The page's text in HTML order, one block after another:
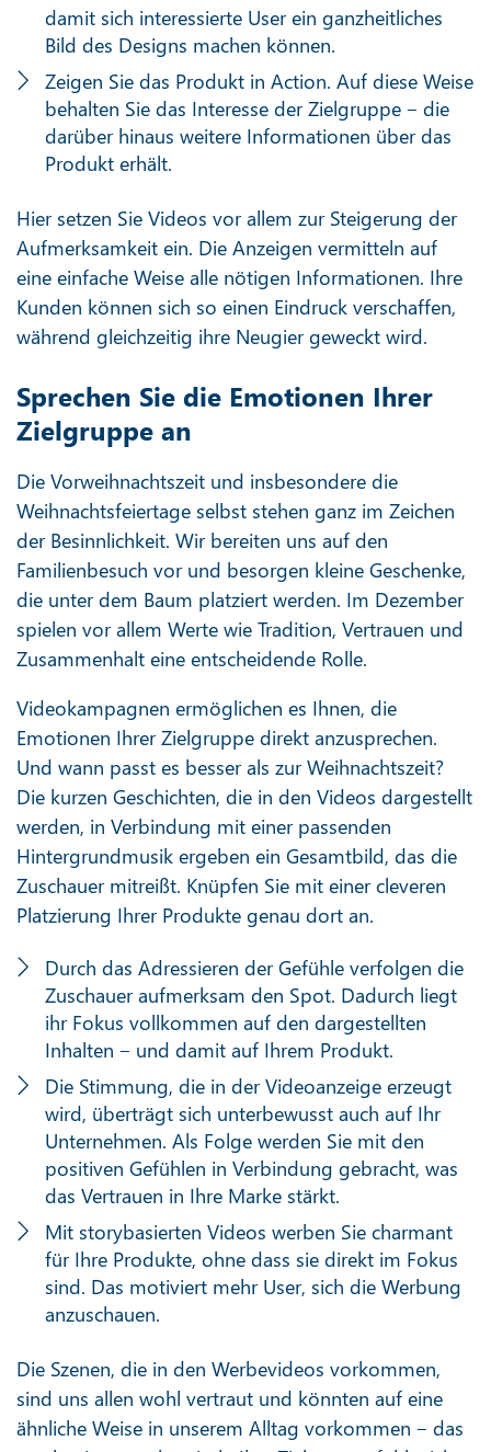
damit sich interessierte User ein ganzheitliches
Bild des Designs machen können.
Zeigen Sie das Produkt in Action. Auf diese Weise
behalten Sie das Interesse der Zielgruppe ‒ die
darüber hinaus weitere Informationen über das
Produkt erhält.
Hier setzen Sie Videos vor allem zur Steigerung der
Aufmerksamkeit ein. Die Anzeigen vermitteln auf
eine einfache Weise alle nötigen Informationen. Ihre
Kunden können sich so einen Eindruck verschaffen,
während gleichzeitig ihre Neugier geweckt wird.
Sprechen Sie die Emotionen Ihrer
Zielgruppe an
Die Vorweihnachtszeit und insbesondere die
Weihnachtsfeiertage selbst stehen ganz im Zeichen
der Besinnlichkeit. Wir bereiten uns auf den
Familienbesuch vor und besorgen kleine Geschenke,
die unter dem Baum platziert werden. Im Dezember
spielen vor allem Werte wie Tradition, Vertrauen und
Zusammenhalt eine entscheidende Rolle.
Videokampagnen ermöglichen es Ihnen, die
Emotionen Ihrer Zielgruppe direkt anzusprechen.
Und wann passt es besser als zur Weihnachtszeit?
Die kurzen Geschichten, die in den Videos dargestellt
werden, in Verbindung mit einer passenden
Hintergrundmusik ergeben ein Gesamtbild, das die
Zuschauer mitreißt. Knüpfen Sie mit einer cleveren
Platzierung Ihrer Produkte genau dort an.
Durch das Adressieren der Gefühle verfolgen die
Zuschauer aufmerksam den Spot. Dadurch liegt
ihr Fokus vollkommen auf den dargestellten
Inhalten ‒ und damit auf Ihrem Produkt.
Die Stimmung, die in der Videoanzeige erzeugt
wird, überträgt sich unterbewusst auch auf Ihr
Unternehmen. Als Folge werden Sie mit den
positiven Gefühlen in Verbindung gebracht, was
das Vertrauen in Ihre Marke stärkt.
Mit storybasierten Videos werben Sie charmant
für Ihre Produkte, ohne dass sie direkt im Fokus
sind. Das motiviert mehr User, sich die Werbung
anzuschauen.
Die Szenen, die in den Werbevideos vorkommen,
sind uns allen wohl vertraut und könnten auf eine
ähnliche Weise in unserem Alltag vorkommen ‒ das